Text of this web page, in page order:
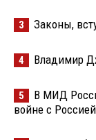
3 Законы,
4 Владимир
5
В МИД
войне с Россией